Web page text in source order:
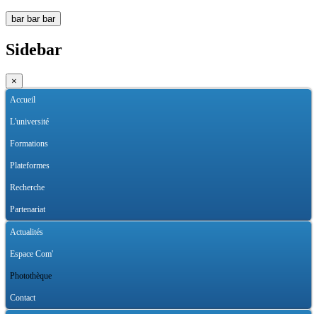
bar bar bar
Sidebar
×
Accueil
L'université
Formations
Plateformes
Recherche
Partenariat
Actualités
Espace Com'
Photothèque
Contact